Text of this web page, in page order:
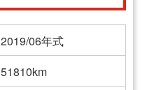
2019/06年式
51810km